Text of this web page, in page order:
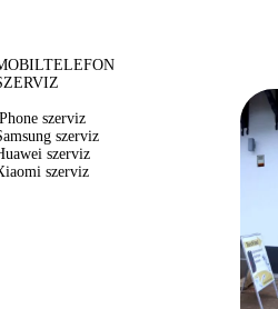
szerviz
szerviz
szerviz
szerviz